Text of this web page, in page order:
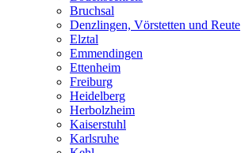
Bruchsal
Denzlingen, Vörstetten und Reute
Elztal
Emmendingen
Ettenheim
Freiburg
Heidelberg
Herbolzheim
Kaiserstuhl
Karlsruhe